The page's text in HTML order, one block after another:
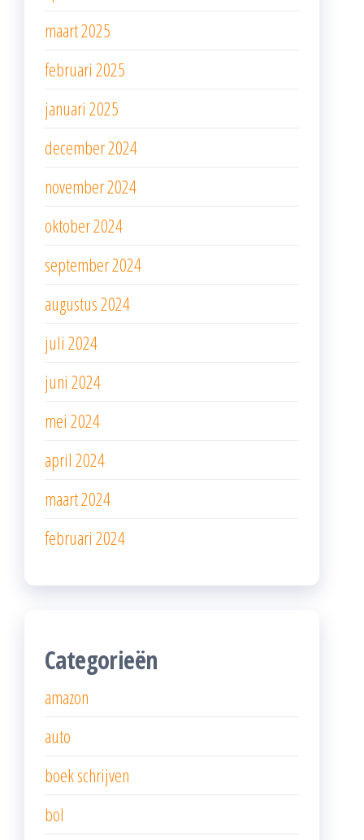
maart 2025
februari 2025
januari 2025
december 2024
november 2024
oktober 2024
september 2024
augustus 2024
juli 2024
juni 2024
mei 2024
april 2024
maart 2024
februari 2024
Categorieën
amazon
auto
boek schrijven
bol